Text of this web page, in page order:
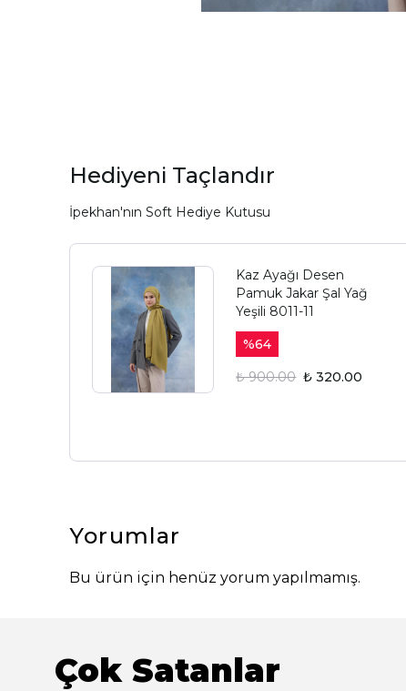
Hediyeni Taçlandır
İpekhan'nın Soft Hediye Kutusu
Kaz Ayağı Desen
Pamuk Jakar Şal Yağ
Yeşili 8011-11
%64
₺ 900.00 ₺ 320.00
Yorumlar
Bu ürün için henüz yorum yapılmamış.
Çok Satanlar